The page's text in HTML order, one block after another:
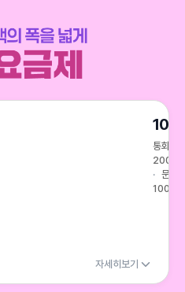
통화
200분
문자
100건
자세히보기